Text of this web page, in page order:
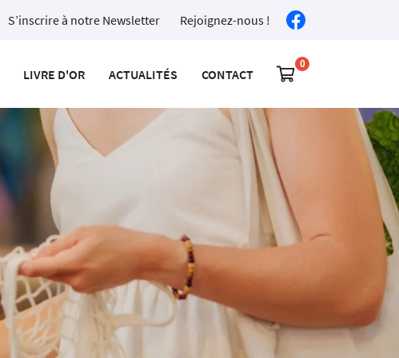
S’inscrire à notre Newsletter Rejoignez-nous !
LIVRE D'OR ACTUALITÉS CONTACT 
0€
Il n'y a aucun produit dans votre panier
Voir notre sélection